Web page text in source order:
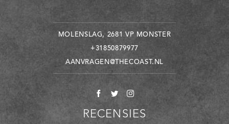
MOLENSLAG, 2681 VP MONSTER
+31850879977
AANVRAGEN@THECOAST.NL
RECENSIES